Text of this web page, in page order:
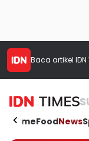
Baca artikel
HomeFoodNews